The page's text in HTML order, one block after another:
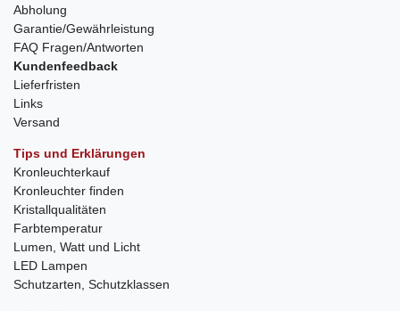
Abholung
Garantie/Gewährleistung
FAQ Fragen/Antworten
Kundenfeedback
Lieferfristen
Links
Versand
Tips und Erklärungen
Kronleuchterkauf
Kronleuchter finden
Kristallqualitäten
Farbtemperatur
Lumen, Watt und Licht
LED Lampen
Schutzarten, Schutzklassen